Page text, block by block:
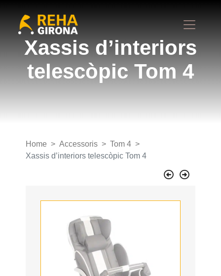
Xassis d’interiors
telescòpic Tom 4
Home Accessoris
Tom 4
Xassis d’interiors telescòpic Tom 4